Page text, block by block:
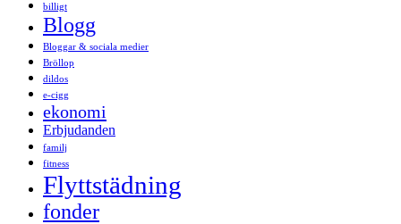
billigt
Blogg
Bloggar & sociala medier
Bröllop
dildos
e-cigg
ekonomi
Erbjudanden
familj
fitness
Flyttstädning
fonder